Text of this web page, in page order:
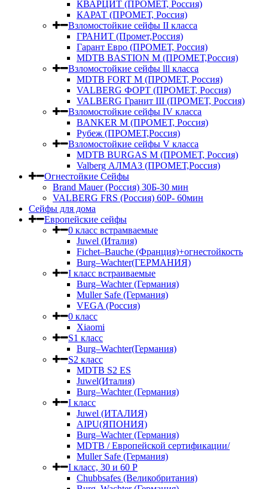
КВАРЦИТ (ПРОМЕТ, Россия)
КАРАТ (ПРОМЕТ, Россия)
Взломостойкие сейфы II класса
ГРАНИТ (Промет,Россия)
Гарант Евро (ПРОМЕТ, Россия)
MDTB BASTION M (ПРОМЕТ,Россия)
Взломостойкие сейфы lll класса
MDTB FORT M (ПРОМЕТ, Россия)
VALBERG ФОРТ (ПРОМЕТ, Россия)
VALBERG Гранит III (ПРОМЕТ, Россия)
Взломостойкие сейфы IV класса
BANKER M (ПРОМЕТ, Россия)
Рубеж (ПРОМЕТ,Россия)
Взломостойкие сейфы V класса
MDTB BURGAS M (ПРОМЕТ, Россия)
Valberg АЛМАЗ (ПРОМЕТ,Россия)
Огнестойкие Сейфы
Brand Mauer (Россия) 30Б-30 мин
VALBERG FRS (Россия) 60Р- 60мин
Сейфы для дома
Европейские сейфы
0 класс встрамваемые
Juwel (Италия)
Fichet–Bauche (Франция)+огнестойкость
Burg–Wachter(ГЕРМАНИЯ)
I класс встраиваемые
Burg–Wachter (Германия)
Muller Safe (Германия)
VEGA (Россия)
0 класс
Xiaomi
S1 класс
Burg–Wachter(Германия)
S2 класс
MDTB S2 ES
Juwel(Италия)
Burg–Wachter (Германия)
I класс
Juwel (ИТАЛИЯ)
AIPU(ЯПОНИЯ)
Burg–Wachter (Германия)
MDTB / Европейской сертификации/
Muller Safe (Германия)
I класс, 30 и 60 P
Chubbsafes (Великобритания)